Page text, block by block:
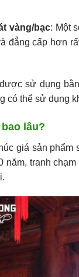
vàng/bạc: Một
đẳng cấp hơn
sử dụng
có thể sử dụng
lâu?
giá sản
năm, tranh